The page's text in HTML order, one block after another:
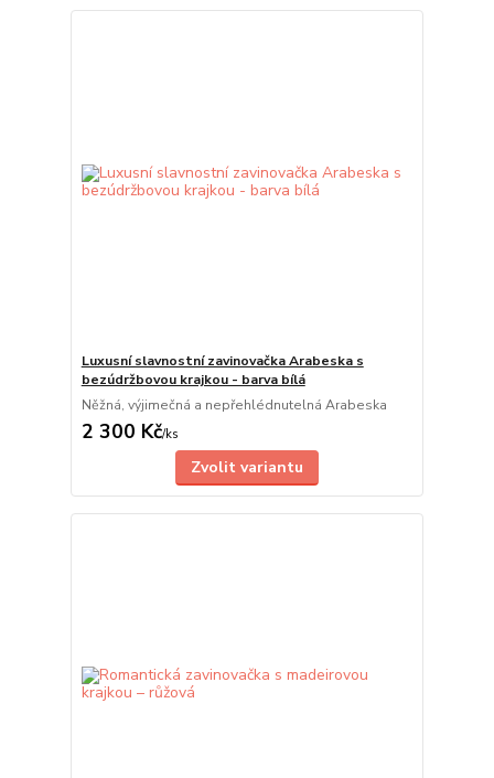
Luxusní slavnostní zavinovačka Arabeska s
bezúdržbovou krajkou - barva bílá
Něžná, výjimečná a nepřehlédnutelná Arabeska
2 300 Kč/ks
Zvolit variantu